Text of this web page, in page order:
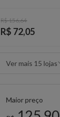
R$ 156,64
R$ 72,05
Ver mais 15 lojas
Maior preço